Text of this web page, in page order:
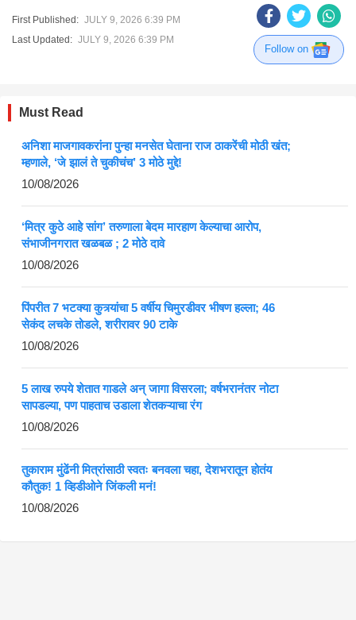
First Published: JULY 9, 2026 6:39 PM
Last Updated: JULY 9, 2026 6:39 PM
Follow on
Must Read
अनिशा माजगावकरांना पुन्हा मनसेत घेताना राज ठाकरेंची मोठी खंत;
म्हणाले, ‘जे झालं ते चुकीचंच’ 3 मोठे मुद्दे!
10/08/2026
‘मित्र कुठे आहे सांग’ तरुणाला बेदम मारहाण केल्याचा आरोप,
संभाजीनगरात खळबळ ; 2 मोठे दावे
10/08/2026
पिंपरीत 7 भटक्या कुत्र्यांचा 5 वर्षीय चिमुरडीवर भीषण हल्ला; 46
सेकंद लचके तोडले, शरीरावर 90 टाके
10/08/2026
5 लाख रुपये शेतात गाडले अन् जागा विसरला; वर्षभरानंतर नोटा
सापडल्या, पण पाहताच उडाला शेतकऱ्याचा रंग
10/08/2026
तुकाराम मुंढेंनी मित्रांसाठी स्वतः बनवला चहा, देशभरातून होतंय
कौतुक! 1 व्हिडीओने जिंकली मनं!
10/08/2026